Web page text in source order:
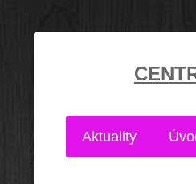
Aktuality